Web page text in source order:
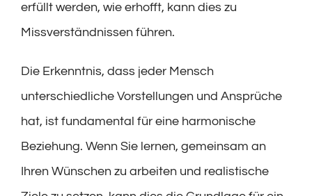
erfüllt werden, wie erhofft, kann dies zu
Missverständnissen führen.
Die Erkenntnis, dass jeder Mensch
unterschiedliche Vorstellungen und Ansprüche
hat, ist fundamental für eine harmonische
Beziehung. Wenn Sie lernen, gemeinsam an
Ihren Wünschen zu arbeiten und realistische